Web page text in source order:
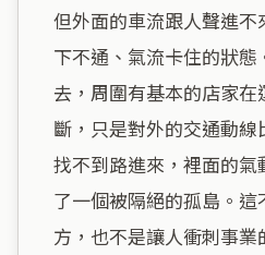
但外面的車流跟人聲進不
下不通、氣流卡住的狀態
去，周圍有基本的店家
斷，只是對外的交通動線
找不到路進來，裡面的
了一個被隔絕的孤島。
方，也不是讓人衝刺事